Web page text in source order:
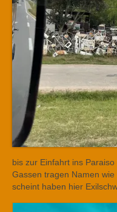
bis zur Einfahrt ins
Gassen tragen Namen
scheint haben hier